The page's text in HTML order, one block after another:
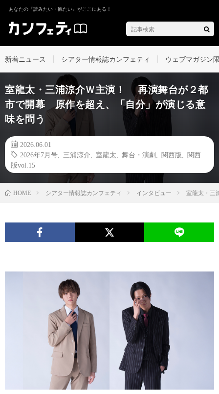
あなたの『読みたい・観たい』がここにある！
新着ニュース シアター情報誌カンフェティ ウェブマガジン
室龍太・三浦涼介Ｗ主演！ 再演舞台が２都
市で開幕 原作を超え、「自分」が演じる意
味を問う
2026.06.01
2026年7月号
三浦涼介 室龍太 舞台・演劇 関西版
関西
版vol.15
HOME シアター情報誌カンフェティ インタビュー 室龍太・三